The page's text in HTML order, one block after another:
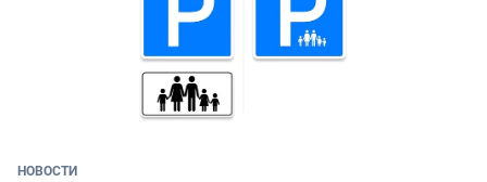
НОВОСТИ